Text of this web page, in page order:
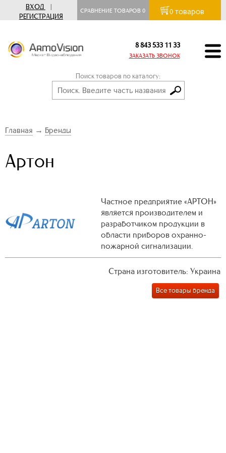
ВХОД
|
РЕГИСТРАЦИЯ
СРАВНЕНИЕ ТОВАРОВ0 0 товаров
8 843 533 11 33
ЗАКАЗАТЬ ЗВОНОК
Поиск товаров по каталогу:
Главная → Бренды
Артон
Частное предприятие «АРТОН»
является производителем и
разработчиком продукции в
области приборов охранно-
пожарной сигнализации.
Страна изготовитель: Украина
Все товары бренда